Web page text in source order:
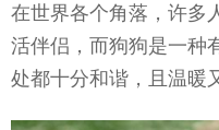
在世界各个角落，许多
活伴侣，而狗狗是一种
处都十分和谐，且温暖